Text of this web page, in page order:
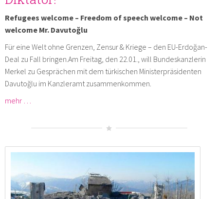
Refugees welcome – Freedom of speech welcome – Not
welcome Mr. Davutoğlu
Für eine Welt ohne Grenzen, Zensur & Kriege – den EU-Erdoğan-
Deal zu Fall bringen.Am Freitag, den 22.01., will Bundeskanzlerin
Merkel zu Gesprächen mit dem türkischen Ministerpräsidenten
Davutoğlu im Kanzleramt zusammenkommen.
mehr …